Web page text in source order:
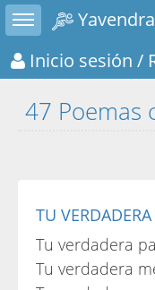
Toggle sidebar
Inicio sesión /
47 Poemas
TU VERDADERA
Tu verdadera
Tu verdadera